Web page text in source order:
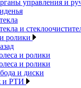
управления и
и
ролики
и ролики
и ролики
и диски
и РТИ